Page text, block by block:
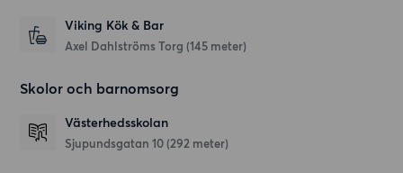
Viking Kök & Bar
Axel Dahlströms Torg (145 meter)
Skolor och barnomsorg
Västerhedsskolan
Sjupundsgatan 10 (292 meter)